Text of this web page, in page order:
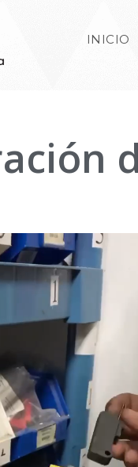
INICIO